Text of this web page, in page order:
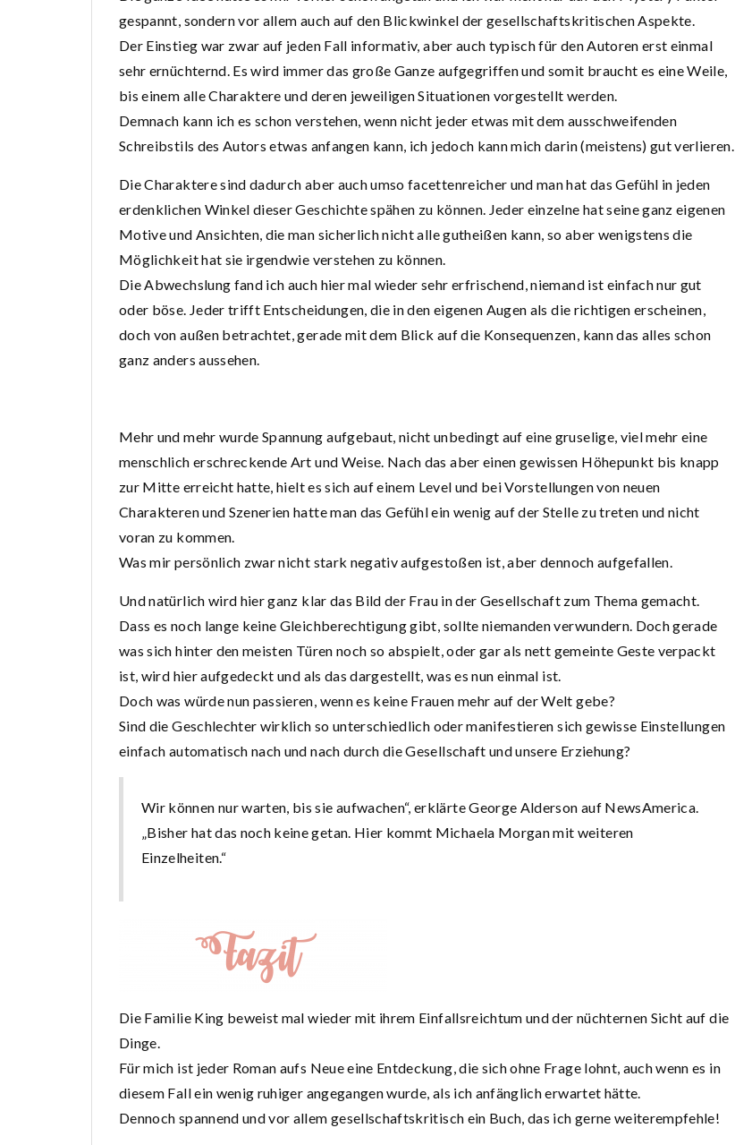
gespannt, sondern vor allem auch auf den Blickwinkel der gesellschaftskritischen Aspekte.
Der Einstieg war zwar auf jeden Fall informativ, aber auch typisch für den Autoren erst einmal
sehr ernüchternd. Es wird immer das große Ganze aufgegriffen und somit braucht es eine Weile,
bis einem alle Charaktere und deren jeweiligen Situationen vorgestellt werden.
Demnach kann ich es schon verstehen, wenn nicht jeder etwas mit dem ausschweifenden
Schreibstils des Autors etwas anfangen kann, ich jedoch kann mich darin (meistens) gut verlieren.
Die Charaktere sind dadurch aber auch umso facettenreicher und man hat das Gefühl in jeden
erdenklichen Winkel dieser Geschichte spähen zu können. Jeder einzelne hat seine ganz eigenen
Motive und Ansichten, die man sicherlich nicht alle gutheißen kann, so aber wenigstens die
Möglichkeit hat sie irgendwie verstehen zu können.
Die Abwechslung fand ich auch hier mal wieder sehr erfrischend, niemand ist einfach nur gut
oder böse. Jeder trifft Entscheidungen, die in den eigenen Augen als die richtigen erscheinen,
doch von außen betrachtet, gerade mit dem Blick auf die Konsequenzen, kann das alles schon
ganz anders aussehen.
Mehr und mehr wurde Spannung aufgebaut, nicht unbedingt auf eine gruselige, viel mehr eine
menschlich erschreckende Art und Weise. Nach das aber einen gewissen Höhepunkt bis knapp
zur Mitte erreicht hatte, hielt es sich auf einem Level und bei Vorstellungen von neuen
Charakteren und Szenerien hatte man das Gefühl ein wenig auf der Stelle zu treten und nicht
voran zu kommen.
Was mir persönlich zwar nicht stark negativ aufgestoßen ist, aber dennoch aufgefallen.
Und natürlich wird hier ganz klar das Bild der Frau in der Gesellschaft zum Thema gemacht.
Dass es noch lange keine Gleichberechtigung gibt, sollte niemanden verwundern. Doch gerade
was sich hinter den meisten Türen noch so abspielt, oder gar als nett gemeinte Geste verpackt
ist, wird hier aufgedeckt und als das dargestellt, was es nun einmal ist.
Doch was würde nun passieren, wenn es keine Frauen mehr auf der Welt gebe?
Sind die Geschlechter wirklich so unterschiedlich oder manifestieren sich gewisse Einstellungen
einfach automatisch nach und nach durch die Gesellschaft und unsere Erziehung?
Wir können nur warten, bis sie aufwachen“, erklärte George Alderson auf NewsAmerica.
„Bisher hat das noch keine getan. Hier kommt Michaela Morgan mit weiteren
Einzelheiten.“
Die Familie King beweist mal wieder mit ihrem Einfallsreichtum und der nüchternen Sicht auf die
Dinge.
Für mich ist jeder Roman aufs Neue eine Entdeckung, die sich ohne Frage lohnt, auch wenn es in
diesem Fall ein wenig ruhiger angegangen wurde, als ich anfänglich erwartet hätte.
Dennoch spannend und vor allem gesellschaftskritisch ein Buch, das ich gerne weiterempfehle!